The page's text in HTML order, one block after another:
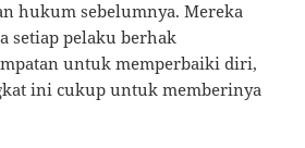
hukum sebelumnya. Mereka
setiap pelaku berhak
untuk memperbaiki diri,
ini cukup untuk memberinya